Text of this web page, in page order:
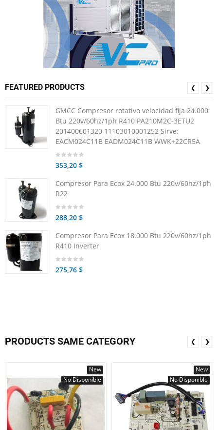
FEATURED PRODUCTS
GMCC Compresor rotativo velocidad fija 24.000
Btu 220v/60hz/1ph R410 PA210M2C-3ETU2
201400601320 11103010001252 Sirve:
EACM024C11B EADM024C11B WWK+22CR5A
353,20 $
Compresor Para Ecox 24.000 Btu 220v/60hz/1ph
R22
288,20 $
Compresor Para Ecox 18.000 Btu 220v/60hz/1ph
R410 Inverter
275,76 $
❮ ❯
PRODUCTS SAME CATEGORY
New
No Disponible
New
No Disponible
❮ ❯